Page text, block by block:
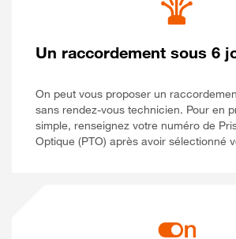
Un raccordement sous 6
On peut vous proposer un
sans rendez-vous technicien. Pour en
simple, renseignez votre numéro de
Optique (PTO) après avoir sélectionné